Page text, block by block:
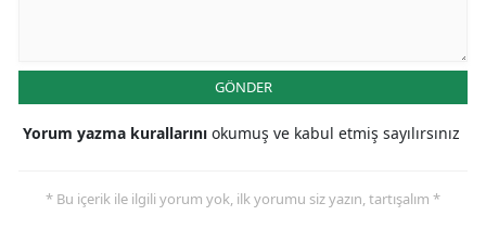
GÖNDER
Yorum yazma kurallarını okumuş ve kabul etmiş sayılırsınız
* Bu içerik ile ilgili yorum yok, ilk yorumu siz yazın, tartışalım *